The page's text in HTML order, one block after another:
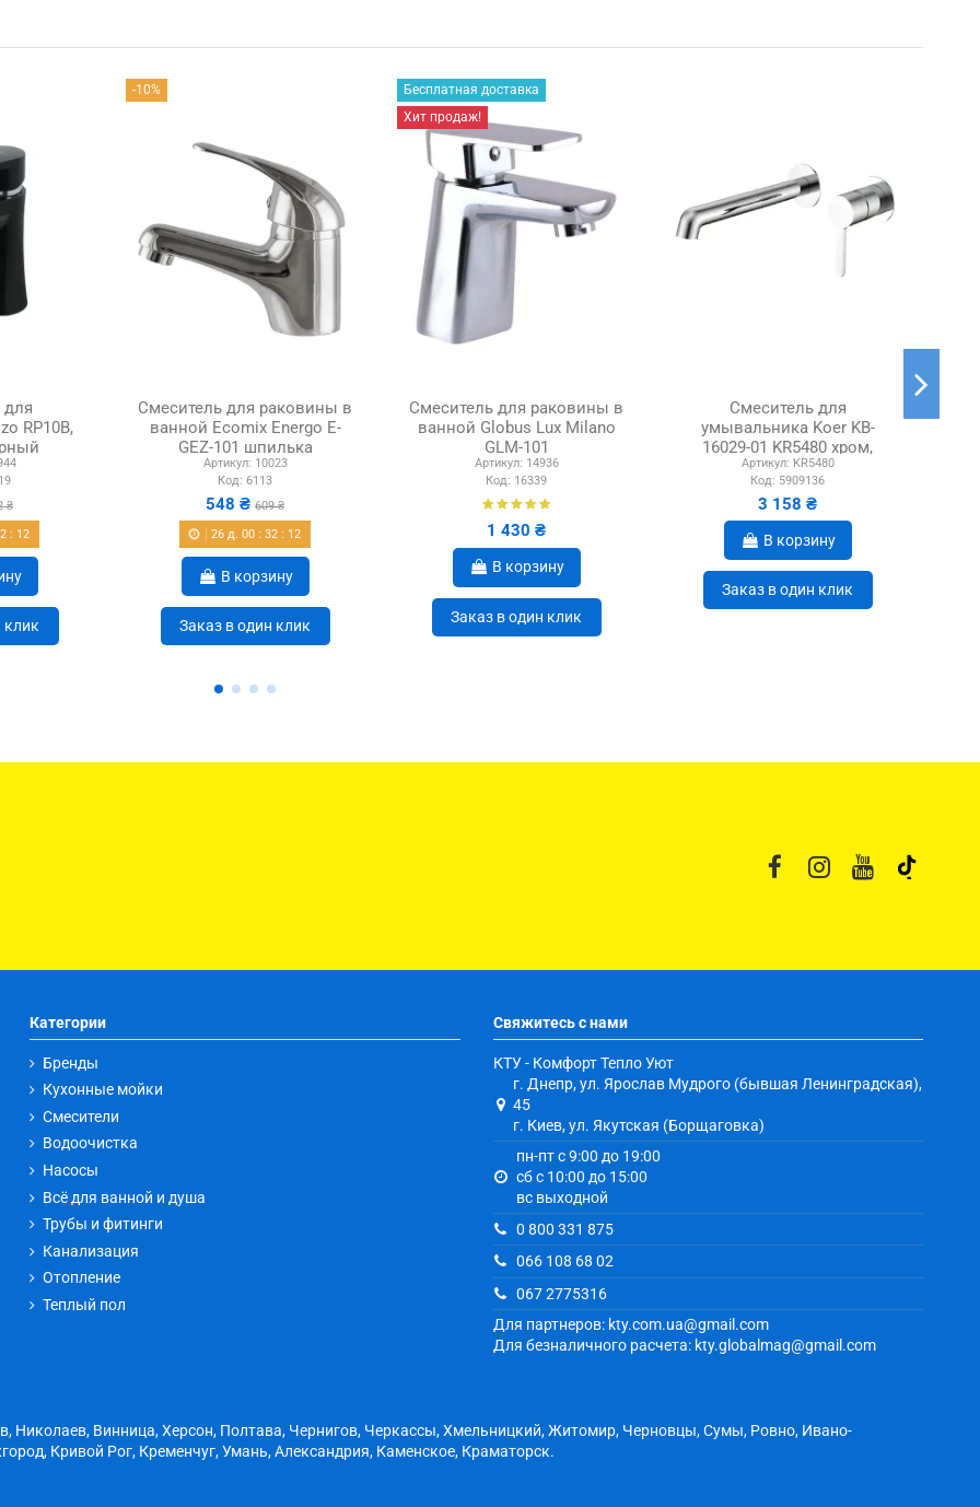
для
RP10B,
₴
: 12
клик
-10%
Смеситель для раковины в
ванной Ecomix Energo E-
GEZ-101 шпилька
Артикул: 10023
Код: 6113
548 ₴ 609 ₴
26 д. 00 :32 : 12
В корзину
Заказ в один клик
Бесплатная доставка
Хит продаж!
Смеситель для раковины в
ванной Globus Lux Milano
GLM-101
Артикул: 14936
Код: 16339
1 430 ₴
В корзину
Заказ в один клик
Смеситель для
умывальника Koer KB-
16029-01 KR5480 хром,
скрытого монтажа
Артикул: KR5480
Код: 5909136
3 158 ₴
В корзину
Заказ в один клик
Категории
Бренды
Кухонные мойки
Смесители
Водоочистка
Насосы
Всё для ванной и душа
Трубы и фитинги
Канализация
Отопление
Теплый пол
Свяжитесь с нами
КТУ - Комфорт Тепло Уют
г. Днепр, ул. Ярослав Мудрого (бывшая Ленинградская),
45
г. Киев, ул. Якутская (Борщаговка)
пн-пт с 9:00 до 19:00
сб с 10:00 до 15:00
вс выходной
0 800 331 875
066 108 68 02
067 2775316
Для партнеров: kty.com.ua@gmail.com
Для безналичного расчета: kty.globalmag@gmail.com
Николаев, Винница, Херсон, Полтава, Чернигов, Черкассы, Хмельницкий, Житомир, Черновцы, Сумы, Ровно, Ивано-
Кривой Рог, Кременчуг, Умань, Александрия, Каменское, Краматорск.